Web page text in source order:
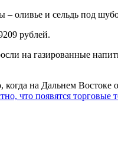
оливье и сельдь под
рублей.
на газированные
когда на Дальнем
что появятся торговые